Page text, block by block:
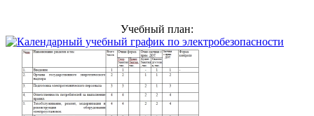
Учебный план: